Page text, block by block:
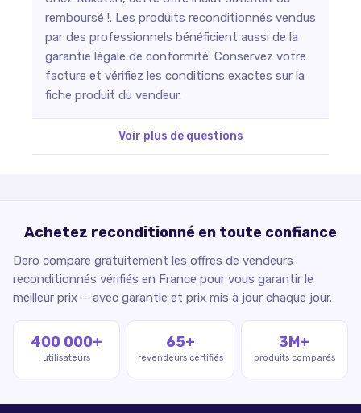
remboursé !. Les produits reconditionnés vendus
par des professionnels bénéficient aussi de la
garantie légale de conformité. Conservez votre
facture et vérifiez les conditions exactes sur la
fiche produit du vendeur.
Voir plus de questions
Achetez reconditionné en toute confiance
Dero compare gratuitement les offres de vendeurs
reconditionnés vérifiés en France pour vous garantir le
meilleur prix — avec garantie et prix mis à jour chaque jour.
400 000+
utilisateurs
65+
revendeurs certifiés
3M+
produits comparés